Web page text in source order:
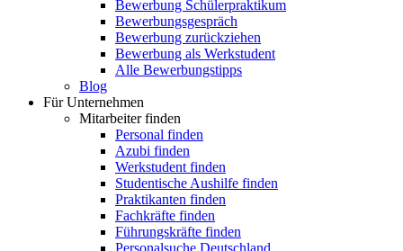
Bewerbung Schülerpraktikum
Bewerbungsgespräch
Bewerbung zurückziehen
Bewerbung als Werkstudent
Alle Bewerbungstipps
Blog
Für Unternehmen
Mitarbeiter finden
Personal finden
Azubi finden
Werkstudent finden
Studentische Aushilfe finden
Praktikanten finden
Fachkräfte finden
Führungskräfte finden
Personalsuche Deutschland